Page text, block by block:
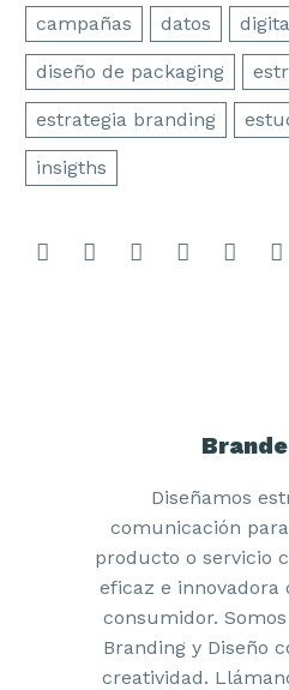
campañas datos
diseño de packaging
estrategia branding
insigths
Diseñamos
comunicación
producto o servicio
eficaz e
consumidor.
Branding y Diseño
creatividad.